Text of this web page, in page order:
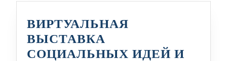
ВИРТУАЛЬНАЯ
ВЫСТАВКА
СОЦИАЛЬНЫХ ИДЕЙ И